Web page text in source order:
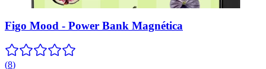
Figo Mood - Power Bank Magnética
(8)